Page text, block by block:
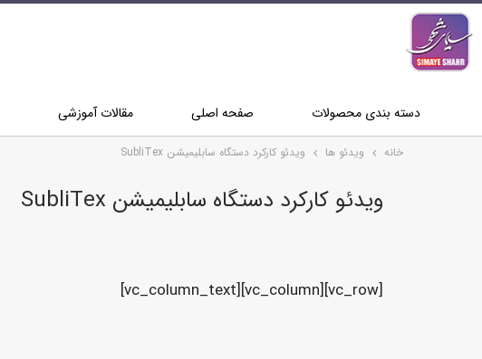
دسته بندی محصولات صفحه اصلی مقالات آموزشی
خانه ویدئو ها ویدئو کارکرد دستگاه سابلیمیشن SubliTex
ویدئو کارکرد دستگاه سابلیمیشن SubliTex
[vc_row][vc_column][vc_column_text]